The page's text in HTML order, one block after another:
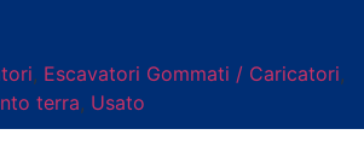
, Escavatori Gommati / Caricatori,
terra, Usato